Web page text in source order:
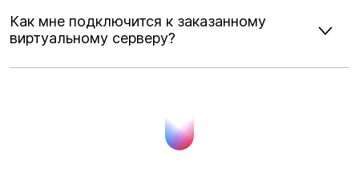
Как мне подключится к заказанному
виртуальному серверу?